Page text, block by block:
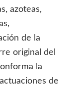
azoteas,
de la
original del
la
de